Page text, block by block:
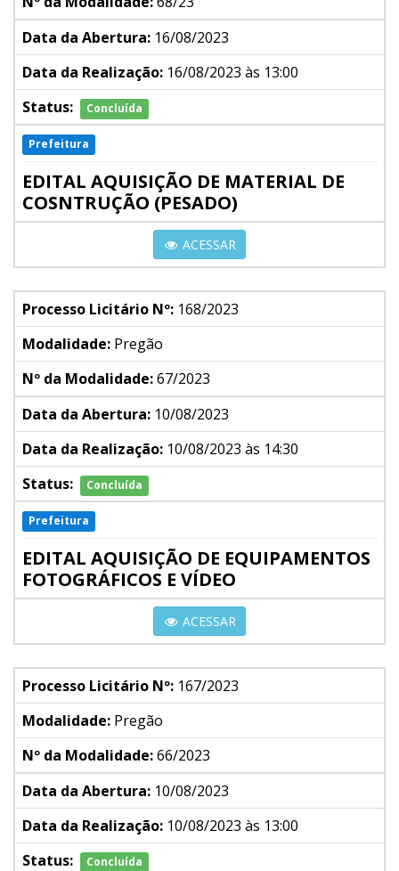
Data da Abertura: 16/08/2023
Data da Realização: 16/08/2023 às 13:00
Status:
Concluída
Prefeitura
EDITAL AQUISIÇÃO DE MATERIAL DE
COSNTRUÇÃO (PESADO)
ACESSAR
Processo Licitário Nº: 168/2023
Modalidade: Pregão
Nº da Modalidade:67/2023
Data da Abertura: 10/08/2023
Data da Realização: 10/08/2023 às 14:30
Status:
Concluída
Prefeitura
EDITAL AQUISIÇÃO DE EQUIPAMENTOS
FOTOGRÁFICOS E VÍDEO
ACESSAR
Processo Licitário Nº: 167/2023
Modalidade: Pregão
Nº da Modalidade:66/2023
Data da Abertura: 10/08/2023
Data da Realização: 10/08/2023 às 13:00
Status:
Concluída